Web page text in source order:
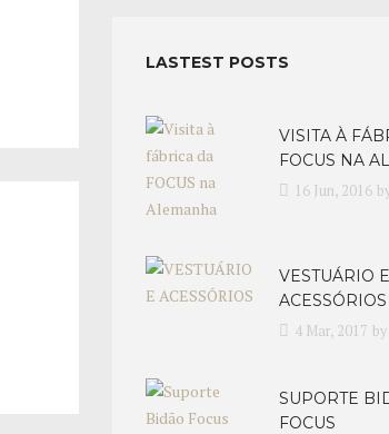
LASTEST POSTS
VISITA À
FOCUS NA
16 Jun, 2016
VESTUÁRIO E
ACESSÓRIOS
4 Mar, 2017 by
SUPORTE
FOCUS